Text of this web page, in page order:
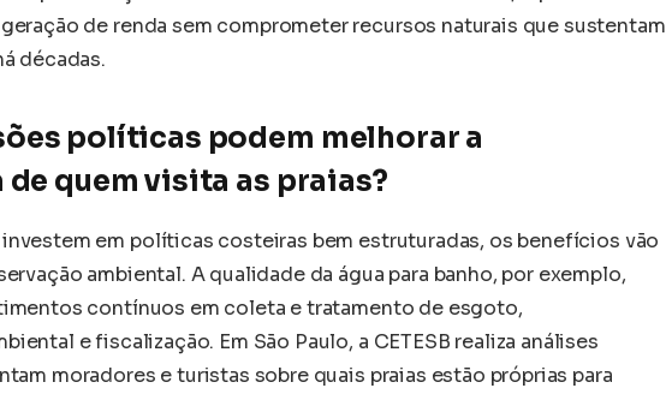
de renda sem comprometer recursos naturais que sustentam
décadas.
políticas podem melhorar a
quem visita as praias?
em políticas costeiras bem estruturadas, os benefícios vão
ambiental. A qualidade da água para banho, por exemplo,
contínuos em coleta e tratamento de esgoto,
e fiscalização. Em São Paulo, a CETESB realiza análises
moradores e turistas sobre quais praias estão próprias para